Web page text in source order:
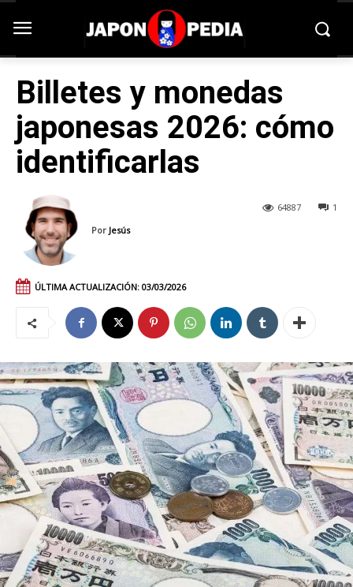
Billetes y monedas
japonesas 2026: cómo
identificarlas
1
64887
Por Jesús
ÚLTIMA ACTUALIZACIÓN: 03/03/2026